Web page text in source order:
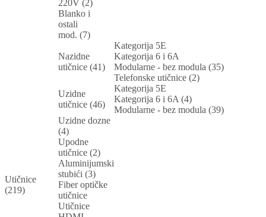
220V (2)
Blanko i
ostali
mod. (7)
Utičnice
(219)
Nazidne
utičnice (41)
Kategorija 5E
Kategorija 6 i 6A
Modularne - bez modula (35)
Telefonske utičnice (2)
Uzidne
utičnice (46)
Kategorija 5E
Kategorija 6 i 6A (4)
Modularne - bez modula (39)
Uzidne dozne
(4)
Upodne
utičnice (2)
Aluminijumski
stubići (3)
Fiber optičke
utičnice
Utičnice